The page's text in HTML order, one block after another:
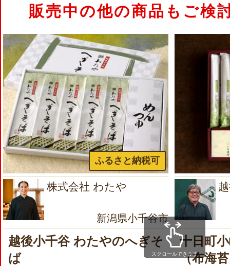
販売中の他の商品もご検
ふるさと納税可
株式会社 わたや
新潟県小千谷市
越後小千谷 わたやのへぎそ
ば
十日町
（布海
スクロールできます